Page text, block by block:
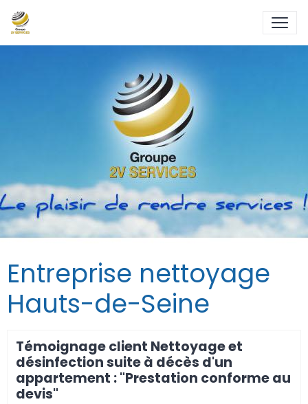
Entreprise nettoyage
Hauts-de-Seine
Témoignage client Nettoyage et
désinfection suite à décès d'un
appartement : "Prestation conforme au
devis"